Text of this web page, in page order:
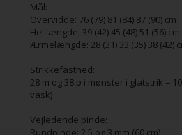
Mål:
Overvidde: 76 (79) 81 (84) 87 (90) cm
Hel længde: 39 (42) 45 (48) 51 (56) cm
Ærmelængde: 28 (31) 33 (35) 38 (42)
Strikkefasthed:
28 m og 38 p i mønster i glatstrik =
vask)
Vejledende pinde:
Rundpinde: 2,5 og 3 mm (60 cm)